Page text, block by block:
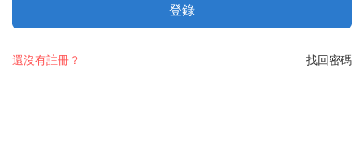
登錄
找回密碼
還沒有註冊？